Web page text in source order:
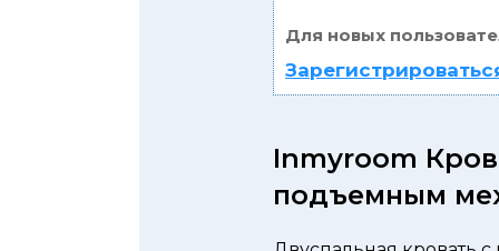
Для новых
Inmyroom
подъемным